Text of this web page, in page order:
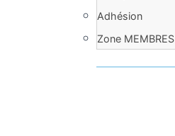
Adhésion
Zone MEMBRES